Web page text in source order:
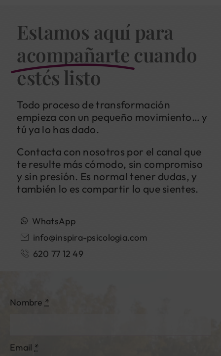
Estamos aquí para
acompañarte cuando
estés listo
Todo proceso de transformación
empieza con un pequeño movimiento… y
tú ya lo has dado.
Contacta con nosotros por el canal que
te resulte más cómodo, sin compromiso
y sin presión. Es normal tener dudas, y
también lo es compartir lo que sientes.
WhatsApp
info@inspira-psicologia.com
620 77 12 49
Nombre *
Email *